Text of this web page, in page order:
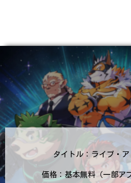
タイトル：ライブ・
価格：基本無料（一部ア